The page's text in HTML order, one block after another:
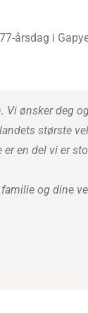
årsdag i
Vi ønsker deg
største
en del vi er
og dine